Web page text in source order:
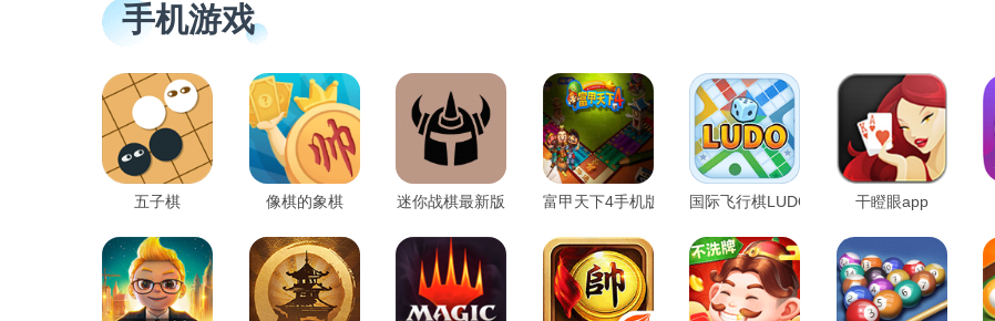
手机游戏
五子棋 像棋的象棋 迷你战棋最新版 富甲天下4手机版 国际飞行棋LUDO 干瞪眼app